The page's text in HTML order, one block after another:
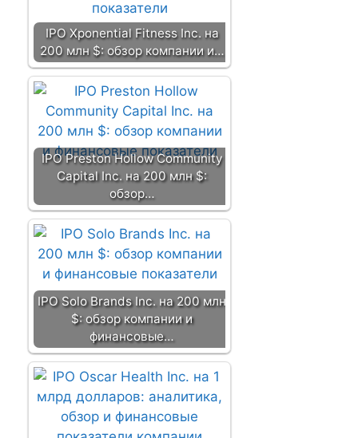
IPO Xponential Fitness Inc. на
200 млн $: обзор компании и…
IPO Preston Hollow Community
Capital Inc. на 200 млн $:
обзор…
IPO Solo Brands Inc. на 200 млн
$: обзор компании и
финансовые…